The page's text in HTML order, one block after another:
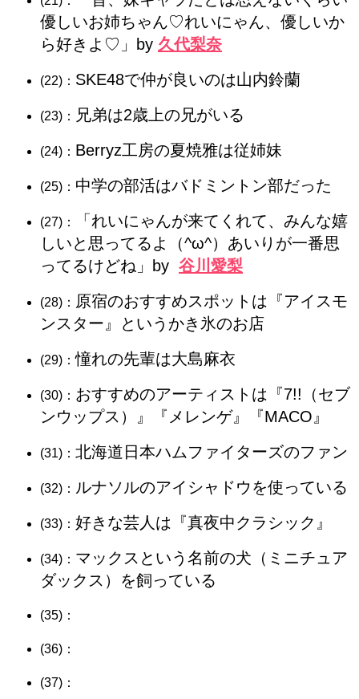
優しいお姉ちゃん♡れいにゃん、優しいか
ら好きよ♡」by 久代梨奈
(22)： SKE48で仲が良いのは山内鈴蘭
(23)： 兄弟は2歳上の兄がいる
(24)： Berryz工房の夏焼雅は従姉妹
(25)： 中学の部活はバドミントン部だった
(27)：
「れいにゃんが来てくれて、みんな嬉
しいと思ってるよ（^ω^）あいりが一番思
ってるけどね」by 谷川愛梨
(28)： 原宿のおすすめスポットは『アイスモ
ンスター』というかき氷のお店
(29)：憧れの先輩は大島麻衣
(30)： おすすめのアーティストは『7!!（セブ
ンウップス）』『メレンゲ』『MACO』
(31)： 北海道日本ハムファイターズのファン
(32)： ルナソルのアイシャドウを使っている
(33)： 好きな芸人は『真夜中クラシック』
(34)： マックスという名前の犬（ミニチュア
ダックス）を飼っている
(35)：
(36)：
(37)：